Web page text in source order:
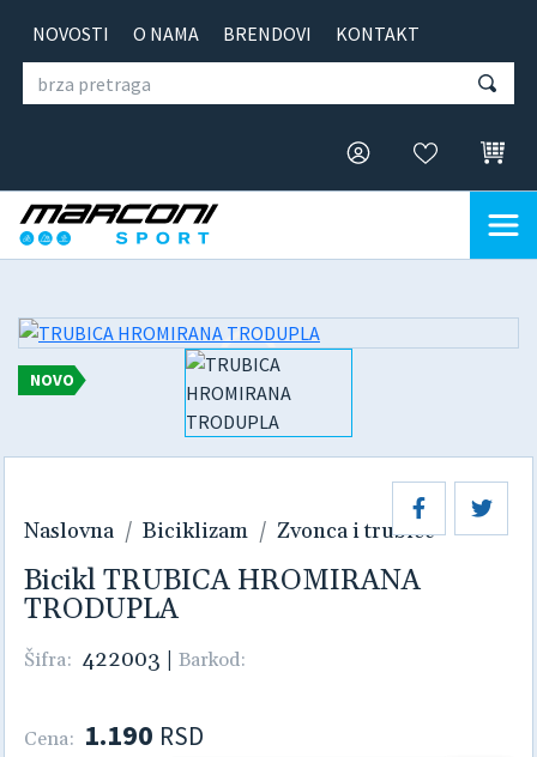
NOVOSTI O NAMA BRENDOVI KONTAKT
NOVO
Naslovna Biciklizam Zvonca i trubice
Bicikl TRUBICA HROMIRANA
TRODUPLA
Šifra: 422003 | Barkod:
Cena: 1.190 RSD